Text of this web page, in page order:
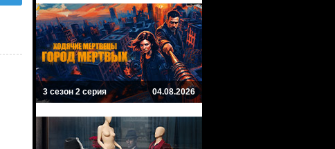
3 сезон 2 серия 04.08.2026